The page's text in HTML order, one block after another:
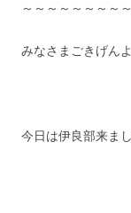
～～～～～～～～
みなさまごきげんよ
今日は伊良部来ま